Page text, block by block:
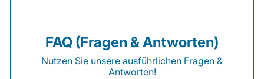
FAQ (Fragen & Antworten)
Nutzen Sie unsere ausführlichen Fragen &
Antworten!